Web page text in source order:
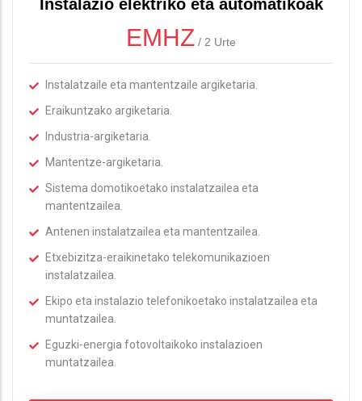
Instalazio elektriko eta automatikoak
EMHZ / 2 Urte
Instalatzaile eta mantentzaile argiketaria.
Eraikuntzako argiketaria.
Industria-argiketaria.
Mantentze-argiketaria.
Sistema domotikoetako instalatzailea eta
mantentzailea.
Antenen instalatzailea eta mantentzailea.
Etxebizitza-eraikinetako telekomunikazioen
instalatzailea.
Ekipo eta instalazio telefonikoetako instalatzailea eta
muntatzailea.
Eguzki-energia fotovoltaikoko instalazioen
muntatzailea.